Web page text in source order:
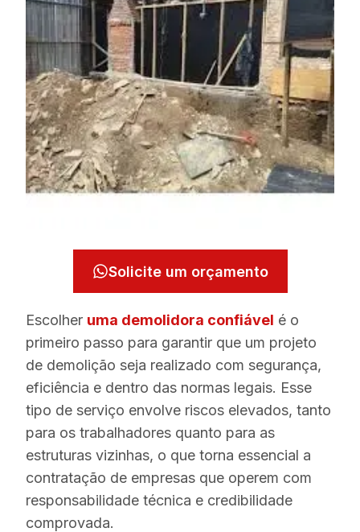
Solicite um orçamento
Escolher uma demolidora confiável é o
primeiro passo para garantir que um projeto
de demolição seja realizado com segurança,
eficiência e dentro das normas legais. Esse
tipo de serviço envolve riscos elevados, tanto
para os trabalhadores quanto para as
estruturas vizinhas, o que torna essencial a
contratação de empresas que operem com
responsabilidade técnica e credibilidade
comprovada.